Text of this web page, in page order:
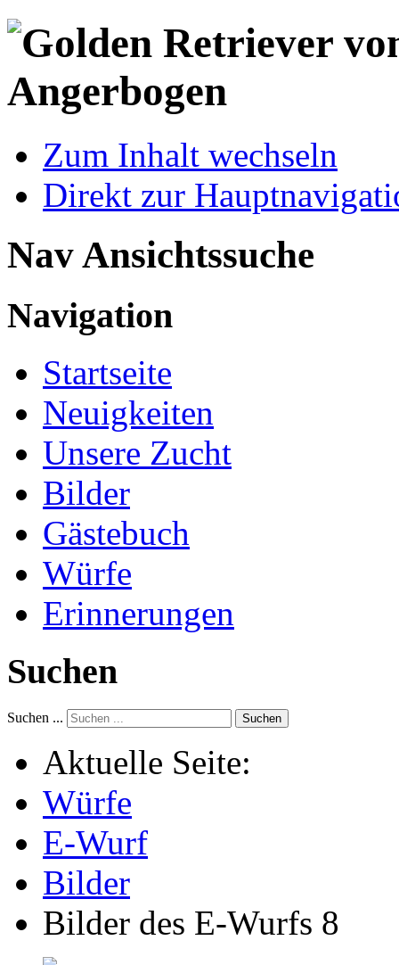
Zum Inhalt wechseln
Direkt zur
Nav Ansichtssuche
Navigation
Startseite
Neuigkeiten
Unsere Zucht
Bilder
Gästebuch
Würfe
Erinnerungen
Suchen
Suchen ... Suchen
Aktuelle Seite:
Würfe
E-Wurf
Bilder
Bilder des E-Wurfs 8